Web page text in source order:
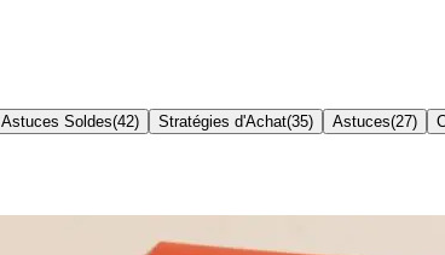
Astuces Soldes(42) Stratégies d'Achat(35) Astuces(27)